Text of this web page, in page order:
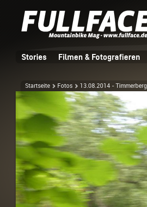
Stories Filmen & Fotografieren
Startseite Fotos 13.08.2014 - Timmerberg